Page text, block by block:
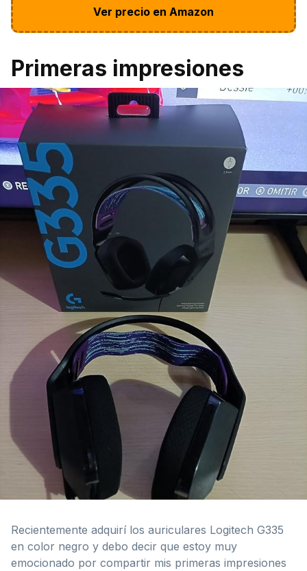
Ver precio en Amazon
Primeras impresiones
Recientemente adquirí los auriculares Logitech G335
en color negro y debo decir que estoy muy
emocionado por compartir mis primeras impresiones